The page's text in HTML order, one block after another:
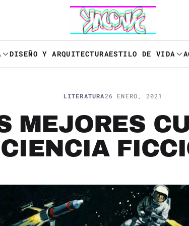
DISEÑO Y ARQUITECTURAESTILO DE VIDA
LITERATURA26 ENERO, 2021
MEJORES
CIENCIA